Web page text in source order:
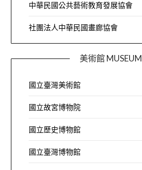
中華民國公共藝術教育發展協會
社團法人中華民國畫廊協會
美術館 MUSEUM
國立臺灣美術館
國立故宮博物院
國立歷史博物館
國立臺灣博物館